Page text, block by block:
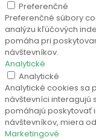
Preferenčné
Preferenčné súbory
analýzu kľúčových
pomáha pri
návštevníkov.
Analytické
Analytické
Analytické cookies sa
návštevníci interagujú
pomáhajú poskytovať
návštevníkov, miera
Marketingové